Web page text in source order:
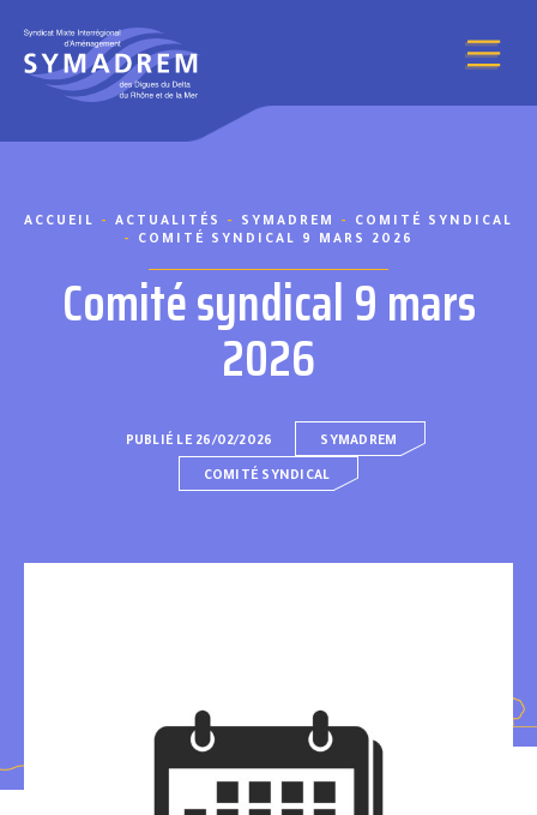
ACCUEIL - ACTUALITÉS - SYMADREM - COMITÉ SYNDICAL
- COMITÉ SYNDICAL 9 MARS 2026
Comité syndical 9 mars
2026
PUBLIÉ LE 26/02/2026 SYMADREM
COMITÉ SYNDICAL